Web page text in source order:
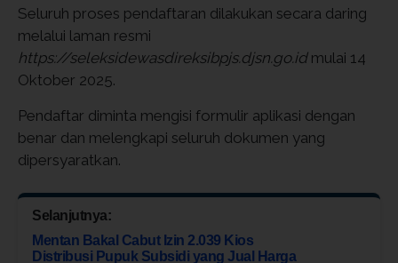
Seluruh proses pendaftaran dilakukan secara daring
melalui laman resmi
https://seleksidewasdireksibpjs.djsn.go.idmulai 14
Oktober 2025.
Pendaftar diminta mengisi formulir aplikasi dengan
benar dan melengkapi seluruh dokumen yang
dipersyaratkan.
Selanjutnya:
Mentan Bakal Cabut Izin 2.039 Kios
Distribusi Pupuk Subsidi yang Jual Harga